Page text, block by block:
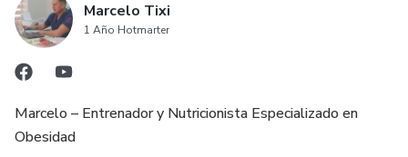
Marcelo Tixi
1 Año Hotmarter
Marcelo – Entrenador y Nutricionista Especializado en
Obesidad